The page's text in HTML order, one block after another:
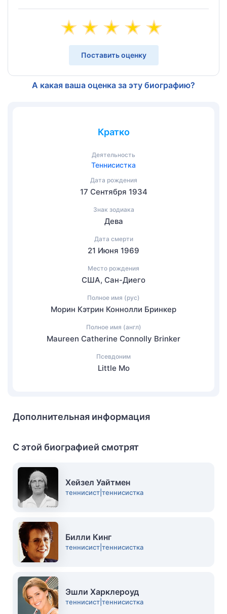
Поставить оценку
А какая ваша оценка за эту биографию?
Кратко
Деятельность
Теннисистка
Дата рождения
17 Сентября 1934
Знак зодиака
Дева
Дата смерти
21 Июня 1969
Место рождения
США, Сан-Диего
Полное имя (рус)
Морин Кэтрин Коннолли Бринкер
Полное имя (англ)
Maureen Catherine Connolly Brinker
Псевдоним
Little Mo
Дополнительная информация
С этой биографией смотрят
Хейзел Уайтмен
теннисист|теннисистка
Билли Кинг
теннисист|теннисистка
Эшли Харклероуд
теннисист|теннисистка